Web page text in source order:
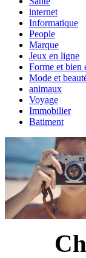
internet
Informatique
People
Marque
Jeux en ligne
Forme et bien
Mode et
animaux
Voyage
Immobilier
Batiment